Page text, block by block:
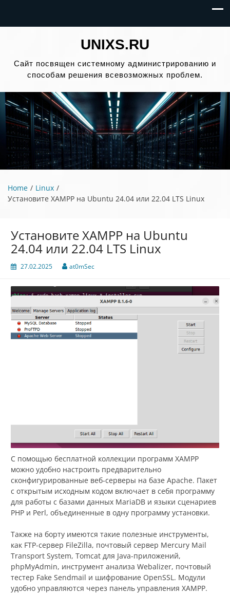
UNIXS.RU
Сайт посвящен системному администрированию и
способам решения всевозможных проблем.
Home
Linux
Установите XAMPP на Ubuntu 24.04 или 22.04 LTS Linux
Установите XAMPP на Ubuntu
24.04 или 22.04 LTS Linux
27.02.2025 at0mSec
С помощью бесплатной коллекции программ XAMPP
можно удобно настроить предварительно
сконфигурированные веб-серверы на базе Apache. Пакет
с открытым исходным кодом включает в себя программу
для работы с базами данных MariaDB и языки сценариев
PHP и Perl, объединенные в одну программу установки.
Также на борту имеются такие полезные инструменты,
как FTP-сервер FileZilla, почтовый сервер Mercury Mail
Transport System, Tomcat для Java-приложений,
phpMyAdmin, инструмент анализа Webalizer, почтовый
тестер Fake Sendmail и шифрование OpenSSL. Модули
удобно управляются через панель управления XAMPP.